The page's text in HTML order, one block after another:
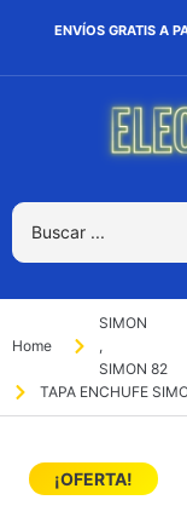
ENVÍOS GRATIS A
Home
SIMON
,
SIMON 82
TAPA ENCHUFE
¡OFERTA!